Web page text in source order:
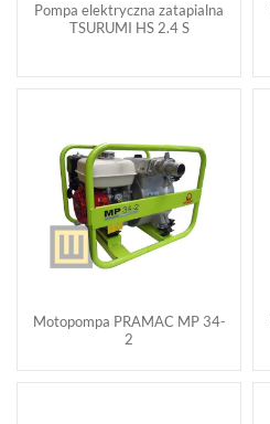
Pompa elektryczna zatapialna
TSURUMI HS 2.4 S
Motopompa PRAMAC MP 34-
2